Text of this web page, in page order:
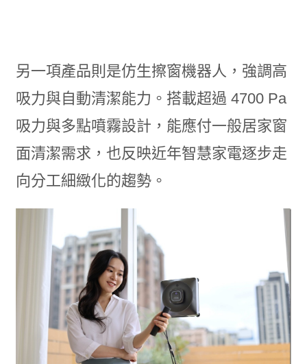
另一項產品則是仿生擦窗機器人，強調高
吸力與自動清潔能力。搭載超過 4700 Pa
吸力與多點噴霧設計，能應付一般居家窗
面清潔需求，也反映近年智慧家電逐步走
向分工細緻化的趨勢。